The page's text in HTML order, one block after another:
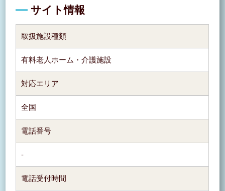
サイト情報
取扱施設種類
有料老人ホーム・介護施設
対応エリア
全国
電話番号
-
電話受付時間